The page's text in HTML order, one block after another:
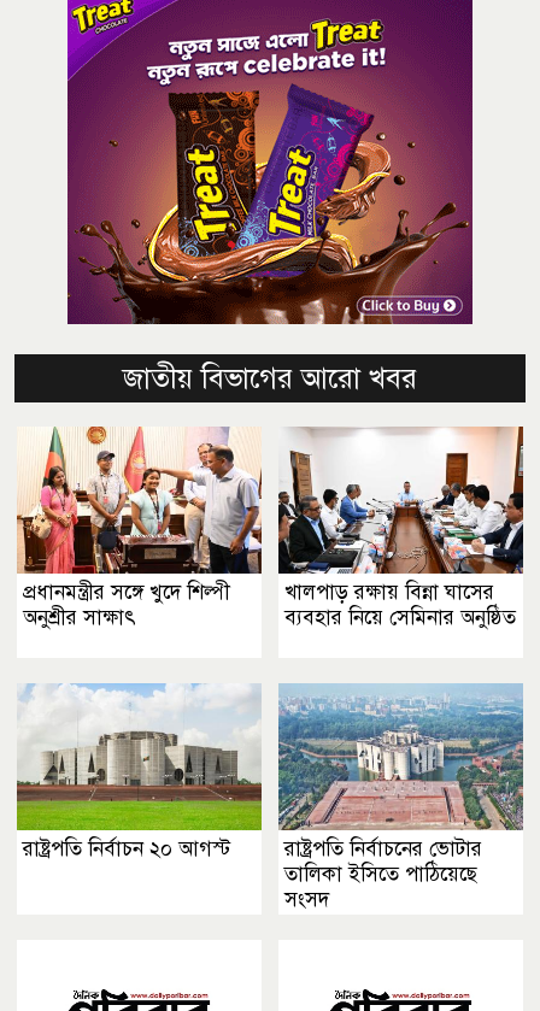
জাতীয় বিভাগের আরো খবর
প্রধানমন্ত্রীর সঙ্গে খুদে শিল্পী
অনুশ্রীর সাক্ষাৎ
খালপাড় রক্ষায় বিন্না ঘাসের
ব্যবহার নিয়ে সেমিনার অনুষ্ঠিত
রাষ্ট্রপতি নির্বাচন ২০ আগস্ট
রাষ্ট্রপতি নির্বাচনের ভোটার
তালিকা ইসিতে পাঠিয়েছে
সংসদ